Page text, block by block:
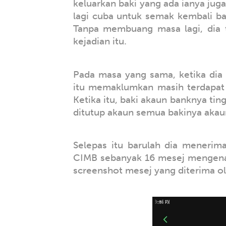
keluarkan baki yang ada ianya
lagi cuba untuk semak kembali
Tanpa membuang masa lagi,
kejadian itu.
Pada masa yang sama, ketika
itu memaklumkan masih
Ketika itu, baki akaun banknya
ditutup akaun semua bakinya
Selepas itu barulah dia
CIMB sebanyak 16 mesej
screenshot mesej yang diterima